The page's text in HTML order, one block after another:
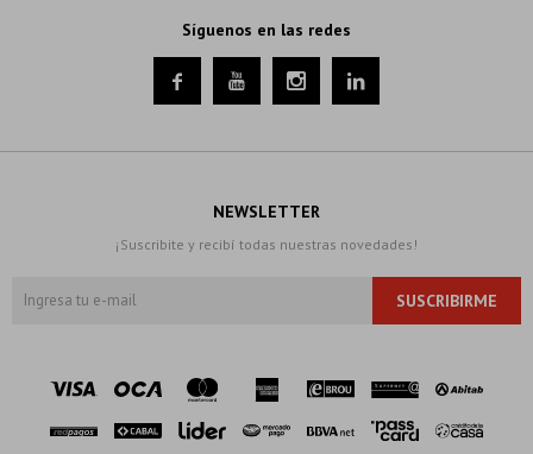
Síguenos en las redes
   
NEWSLETTER
¡Suscribite y recibí todas nuestras novedades!
SUSCRIBIRME